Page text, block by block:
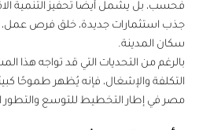
فحسب، بل يشمل أيضًا تحفيز التنمية
جذب استثمارات جديدة، خلق فرص عمل،
سكان المدينة.
بالرغم من التحديات التي قد تواجه هذا
التكلفة والإشغال، فإنه يُظهر طموحًا كبيرًا
مصر في إطار التخطيط للتوسع والتطور